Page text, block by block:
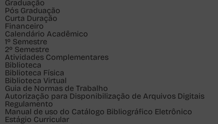
Graduação
Pós Graduação
Curta Duração
Financeiro
Calendário Acadêmico
1º Semestre
2º Semestre
Atividades Complementares
Biblioteca
Biblioteca Física
Biblioteca Virtual
Guia de Normas de Trabalho
Autorização para Disponibilização de Arquivos Digitais
Regulamento
Manual de uso do Catálogo Bibliográfico Eletrônico
Estágio Curricular